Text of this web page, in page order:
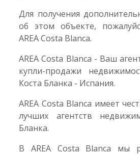
Для получения
об этом объекте,
AREA Costa Blanca.
AREA Costa Blanca - Ваш
купли-продажи
Коста Бланка - Испания.
AREA Costa Blanca имеет
лучших агентств
Бланка.
В AREA Costa Blanca мы